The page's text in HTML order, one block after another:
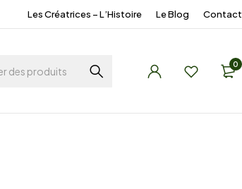
Les Créatrices – L’Histoire Le Blog Contact
0